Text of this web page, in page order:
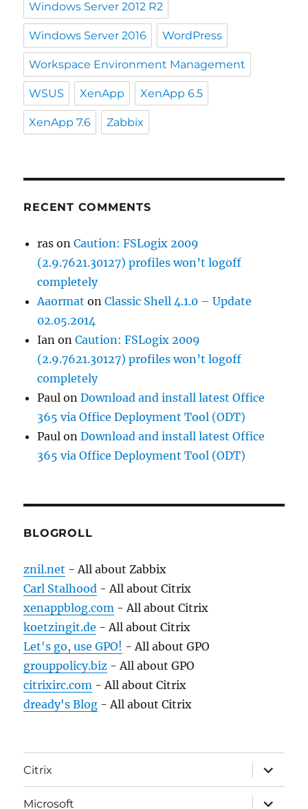
Windows Server 2012 R2
Windows Server 2016 WordPress
Workspace Environment Management
WSUS XenApp XenApp 6.5
XenApp 7.6 Zabbix
RECENT COMMENTS
ras onCaution: FSLogix 2009
(2.9.7621.30127) profiles won’t logoff
completely
Aaormat onClassic Shell 4.1.0 – Update
02.05.2014
Ian onCaution: FSLogix 2009
(2.9.7621.30127) profiles won’t logoff
completely
Paul onDownload and install latest Office
365 via Office Deployment Tool (ODT)
Paul onDownload and install latest Office
365 via Office Deployment Tool (ODT)
BLOGROLL
znil.net - All about Zabbix
Carl Stalhood - All about Citrix
xenappblog.com - All about Citrix
koetzingit.de - All about Citrix
Let's go, use GPO! - All about GPO
grouppolicy.biz - All about GPO
citrixirc.com - All about Citrix
dready's Blog - All about Citrix
Citrix
expand
child
menu
Microsoft
expand